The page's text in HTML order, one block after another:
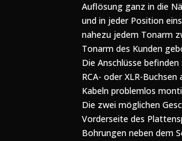
Auflösung ganz in die
und in jeder Position
nahezu jedem Tonarm
Tonarm des Kunden
Die Anschlüsse
RCA- oder XLR-
Kabeln problemlos
Die zwei möglichen
Vorderseite des
Bohrungen neben dem